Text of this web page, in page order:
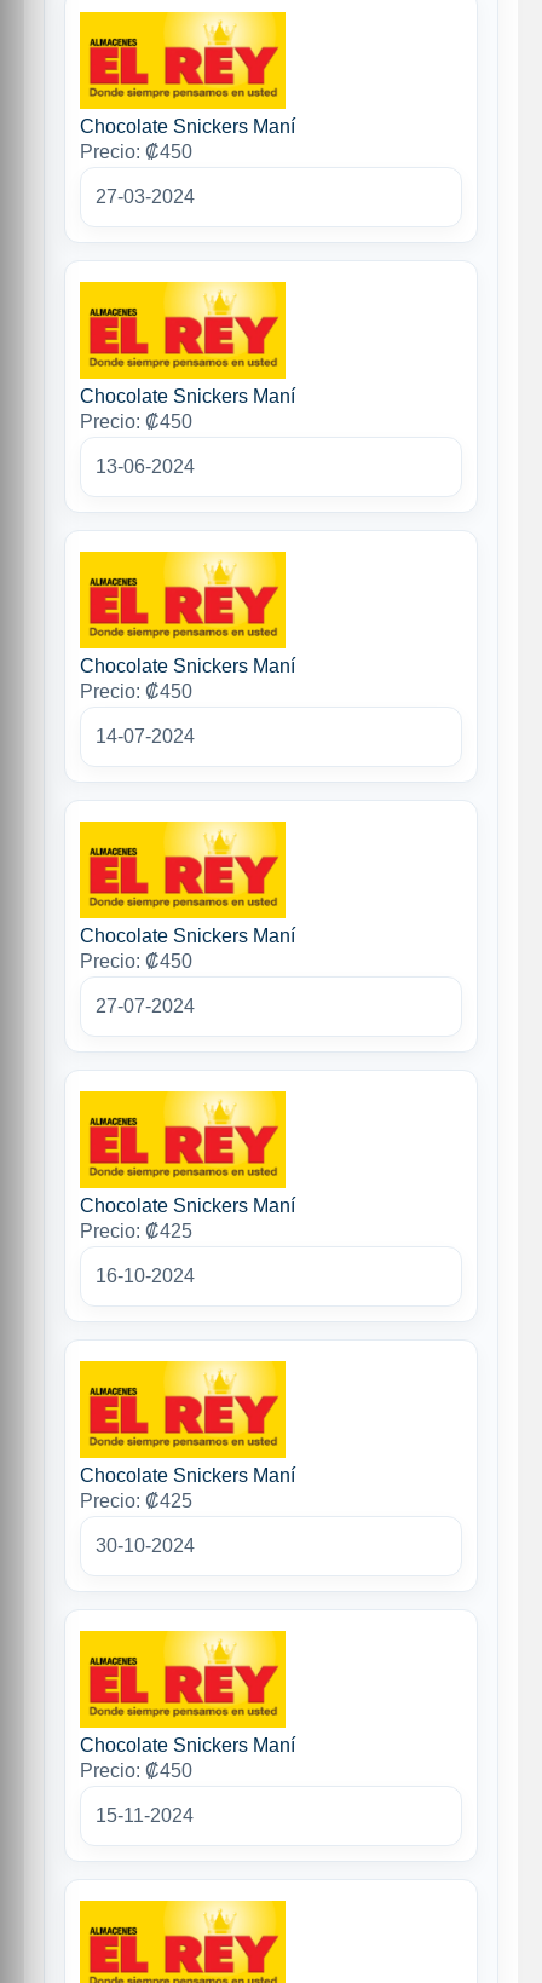
Chocolate Snickers Maní
Precio: ₡450
27-03-2024
Chocolate Snickers Maní
Precio: ₡450
13-06-2024
Chocolate Snickers Maní
Precio: ₡450
14-07-2024
Chocolate Snickers Maní
Precio: ₡450
27-07-2024
Chocolate Snickers Maní
Precio: ₡425
16-10-2024
Chocolate Snickers Maní
Precio: ₡425
30-10-2024
Chocolate Snickers Maní
Precio: ₡450
15-11-2024